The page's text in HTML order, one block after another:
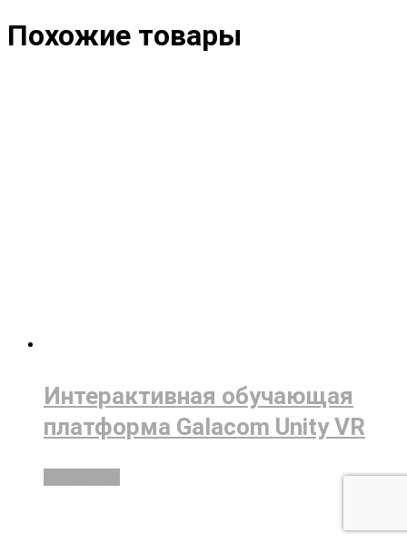
Похожие товары
Интерактивная обучающая
платформа Galacom Unity VR